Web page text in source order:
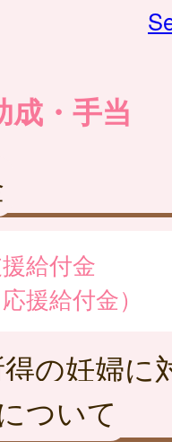
成・手当
給付金
援給付金）
の妊婦に
ついて